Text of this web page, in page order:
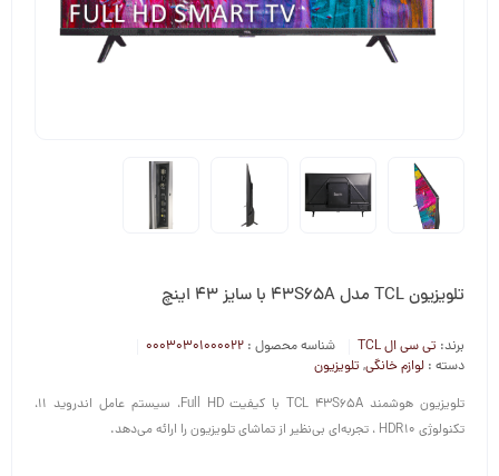
تلویزیون TCL مدل 43S65A با سایز 43 اینچ
برند: تی سی ال TCL شناسه محصول : 00030301000022
دسته : لوازم خانگی, تلویزیون
تلویزیون هوشمند TCL 43S65A با کیفیت Full HD، سیستم عامل اندروید 11،
تکنولوژی HDR10 ، تجربه‌ای بی‌نظیر از تماشای تلویزیون را ارائه می‌دهد.